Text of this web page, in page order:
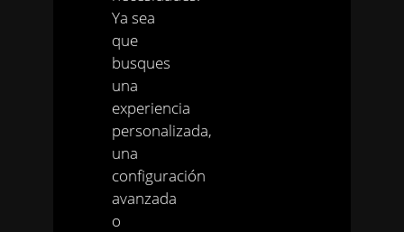
Ya sea
que
busques
una
experiencia
personalizada,
una
configuración
avanzada
o